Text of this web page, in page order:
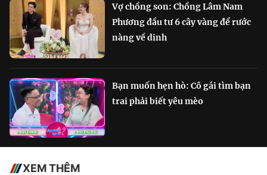
Vợ chồng son: Chồng Lâm Nam
Phương đầu tư 6 cây vàng để rước
nàng về dinh
Bạn muốn hẹn hò: Cô gái tìm bạn
trai phải biết yêu mèo
XEM THÊM